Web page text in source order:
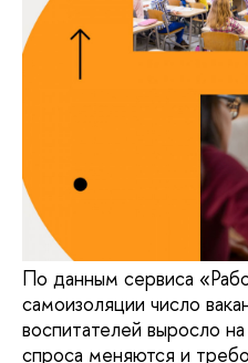
По данным сервиса
самоизоляции число
воспитателей выросло
спроса меняются и